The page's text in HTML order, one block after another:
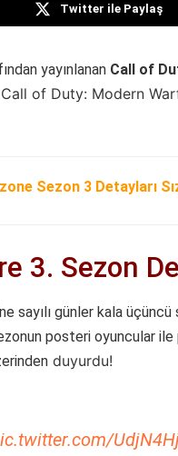
Twitter ile Paylaş
yayınlanan Call of
of Duty: Modern
Sezon 3 Detayları
3. Sezon
sayılı günler kala
posteri oyuncular ile
duyurdu!